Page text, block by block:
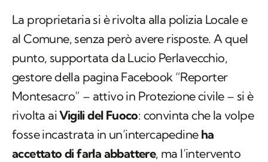
La proprietaria si è rivolta alla polizia Locale e
al Comune, senza però avere risposte. A quel
punto, supportata da Lucio Perlavecchio,
gestore della pagina Facebook “Reporter
Montesacro” – attivo in Protezione civile – si è
rivolta aiVigili del Fuoco: convinta che la volpe
fosse incastrata in un’intercapedine ha
accettato di farla abbattere, ma l’intervento